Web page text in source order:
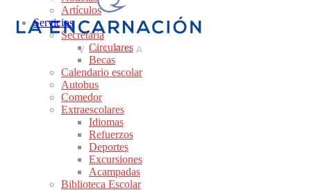
Artículos
Servicios
Secretaría
Circulares
Becas
Calendario escolar
Autobus
Comedor
Extraescolares
Idiomas
Refuerzos
Deportes
Excursiones
Acampadas
Biblioteca Escolar